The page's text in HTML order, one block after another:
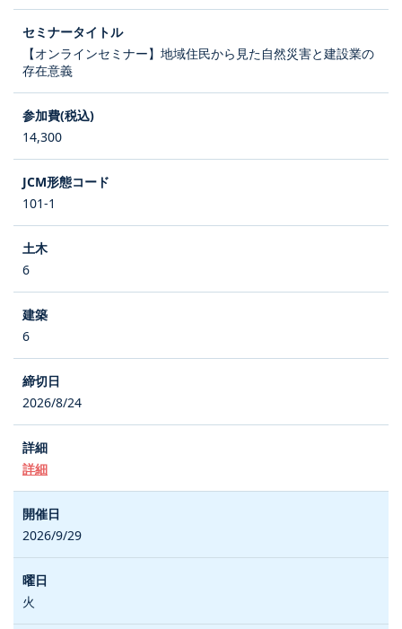
【オンラインセミナー】地域住民から見た自然災害と建設業の
存在意義
14,300
101-1
6
6
2026/8/24
詳細
2026/9/29
火